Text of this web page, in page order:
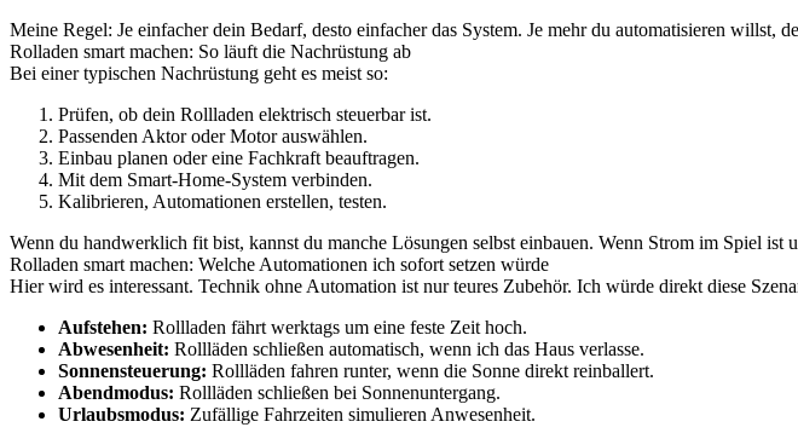
Meine Regel: Je einfacher dein Bedarf, desto einfacher das System. Je mehr du automatisieren willst,
Rolladen smart machen: So läuft die Nachrüstung ab
Bei einer typischen Nachrüstung geht es meist so:
Prüfen, ob dein Rollladen elektrisch steuerbar ist.
Passenden Aktor oder Motor auswählen.
Einbau planen oder eine Fachkraft beauftragen.
Mit dem Smart-Home-System verbinden.
Kalibrieren, Automationen erstellen, testen.
Wenn du handwerklich fit bist, kannst du manche Lösungen selbst einbauen. Wenn Strom im Spiel
Rolladen smart machen: Welche Automationen ich sofort setzen würde
Hier wird es interessant. Technik ohne Automation ist nur teures Zubehör. Ich würde direkt diese
Aufstehen: Rollladen fährt werktags um eine feste Zeit hoch.
Abwesenheit: Rollläden schließen automatisch, wenn ich das Haus verlasse.
Sonnensteuerung: Rollläden fahren runter, wenn die Sonne direkt reinballert.
Abendmodus: Rollläden schließen bei Sonnenuntergang.
Urlaubsmodus: Zufällige Fahrzeiten simulieren Anwesenheit.